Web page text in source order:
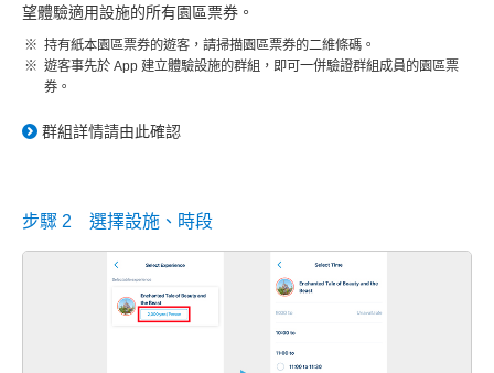
望體驗適用設施的所有園區票券。
持有紙本園區票券的遊客，請掃描園區票券的二維條碼。
遊客事先於 App 建立體驗設施的群組，即可一併驗證群組成員的園區票
券。
群組詳情請由此確認
步驟 2 選擇設施、時段